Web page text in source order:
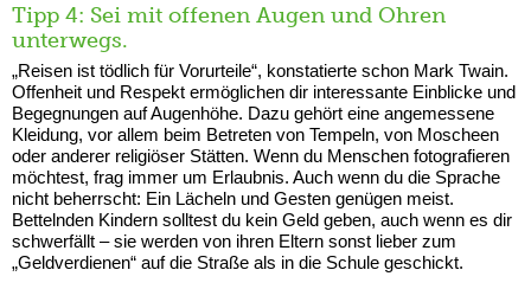
Tipp 4: Sei mit offenen Augen und Ohren
unterwegs.
„Reisen ist tödlich für Vorurteile“, konstatierte schon Mark Twain.
Offenheit und Respekt ermöglichen dir interessante Einblicke und
Begegnungen auf Augenhöhe. Dazu gehört eine angemessene
Kleidung, vor allem beim Betreten von Tempeln, von Moscheen
oder anderer religiöser Stätten. Wenn du Menschen fotografieren
möchtest, frag immer um Erlaubnis. Auch wenn du die Sprache
nicht beherrscht: Ein Lächeln und Gesten genügen meist.
Bettelnden Kindern solltest du kein Geld geben, auch wenn es dir
schwerfällt – sie werden von ihren Eltern sonst lieber zum
„Geldverdienen“ auf die Straße als in die Schule geschickt.